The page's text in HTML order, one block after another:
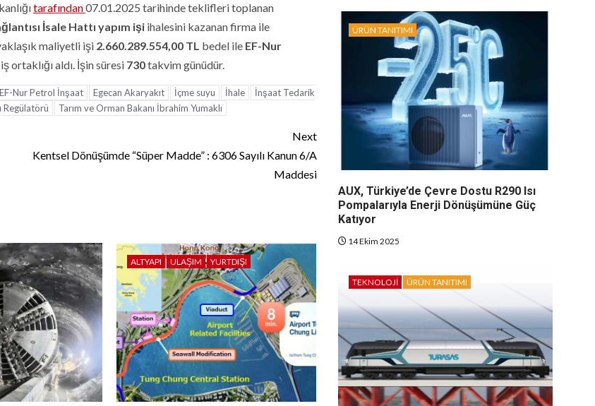
tarafından07.01.2025 tarihinde teklifleri toplanan
İsale Hattı yapım işi ihalesini kazanan firma ile
maliyetli işi 2.660.289.554,00 TL bedel ile EF-Nur
iş ortaklığı aldı. İşin süresi 730takvim günüdür.
EF-Nur Petrol İnşaat Egecan Akaryakıt İçme suyu İhale
İnşaat Tedarik
Regülatörü Tarım ve Orman Bakanı İbrahim Yumaklı
Next
Kentsel Dönüşümde “Süper Madde” : 6306 Sayılı Kanun 6/A
Maddesi
ALTYAPI ULAŞIM YURTDIŞI
ÜRÜN TANITIMI
AUX, Türkiye’de Çevre Dostu R290 Isı
Pompalarıyla Enerji Dönüşümüne Güç
Katıyor
14 Ekim 2025
TEKNOLOJI ÜRÜN TANITIMI